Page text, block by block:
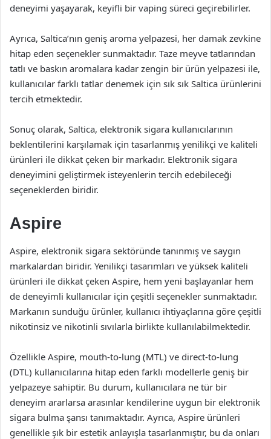
deneyimi yaşayarak, keyifli bir vaping süreci geçirebilirler.
Ayrıca, Saltica’nın geniş aroma yelpazesi, her damak zevkine
hitap eden seçenekler sunmaktadır. Taze meyve tatlarından
tatlı ve baskın aromalara kadar zengin bir ürün yelpazesi ile,
kullanıcılar farklı tatlar denemek için sık sık Saltica ürünlerini
tercih etmektedir.
Sonuç olarak, Saltica, elektronik sigara kullanıcılarının
beklentilerini karşılamak için tasarlanmış yenilikçi ve kaliteli
ürünleri ile dikkat çeken bir markadır. Elektronik sigara
deneyimini geliştirmek isteyenlerin tercih edebileceği
seçeneklerden biridir.
Aspire
Aspire, elektronik sigara sektöründe tanınmış ve saygın
markalardan biridir. Yenilikçi tasarımları ve yüksek kaliteli
ürünleri ile dikkat çeken Aspire, hem yeni başlayanlar hem
de deneyimli kullanıcılar için çeşitli seçenekler sunmaktadır.
Markanın sunduğu ürünler, kullanıcı ihtiyaçlarına göre çeşitli
nikotinsiz ve nikotinli sıvılarla birlikte kullanılabilmektedir.
Özellikle Aspire, mouth-to-lung (MTL) ve direct-to-lung
(DTL) kullanıcılarına hitap eden farklı modellerle geniş bir
yelpazeye sahiptir. Bu durum, kullanıcılara ne tür bir
deneyim ararlarsa arasınlar kendilerine uygun bir elektronik
sigara bulma şansı tanımaktadır. Ayrıca, Aspire ürünleri
genellikle şık bir estetik anlayışla tasarlanmıştır, bu da onları